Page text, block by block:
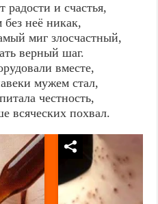
и счастья,
неё никак,
миг злосчастный,
верный шаг.
вместе,
мужем стал,
честность,
всяческих похвал.